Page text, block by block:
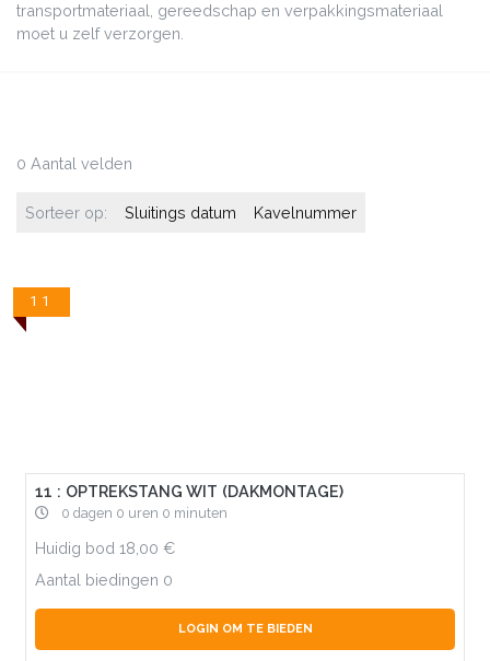
transportmateriaal, gereedschap en verpakkingsmateriaal
moet u zelf verzorgen.
0 Aantal velden
Sorteer op: Sluitings datum Kavelnummer
11
11 : OPTREKSTANG WIT (DAKMONTAGE)
0 dagen 0 uren 0 minuten
Huidig bod 18,00
Aantal biedingen 0
LOGIN OM TE BIEDEN